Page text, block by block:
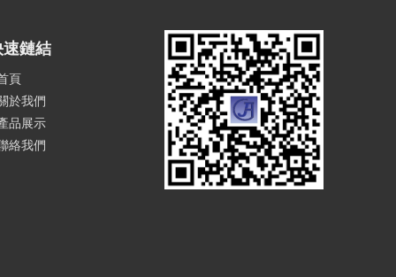
速鏈結
頁
於我們
品展示
絡我們